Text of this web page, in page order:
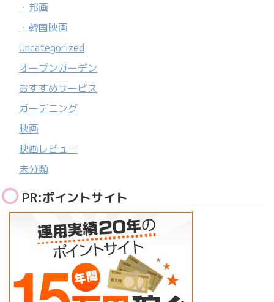
・邦画
・韓国映画
Uncategorized
オープンガーデン
おすすめサービス
ガーデニング
映画
映画レビュー
未分類
PR:ポイントサイト